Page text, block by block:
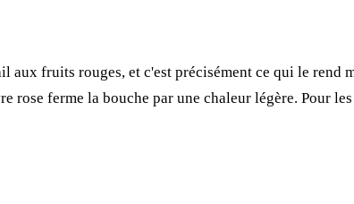
aux fruits rouges, et c'est précisément ce qui le
ferme la bouche par une chaleur légère. Pour